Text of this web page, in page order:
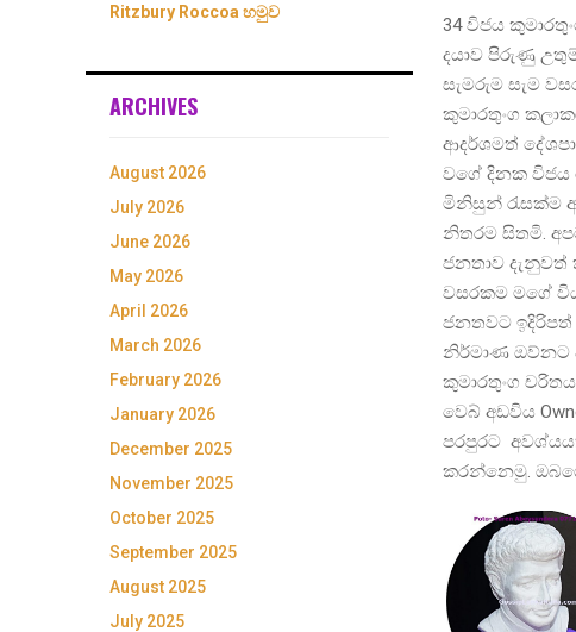
34 විජය
දයාව පිරුණු
සැමරුම සැම
කුමාරතුංග
ආදර්ශමත්
වගේ දිනක විජය
මිනිසුන් රැසක්ම
නිතරම සිතමි.
ජනතාව දැනුවත්
වසරකම මගේ
ජනතවට
නිර්මාණ ඔව්නට
කුමාරතුංග
වෙබ් අඩවිය
පරපුරට
කරන්නෙමු.
Ritzbury Roccoa හමුව
ARCHIVES
August 2026
July 2026
June 2026
May 2026
April 2026
March 2026
February 2026
January 2026
December 2025
November 2025
October 2025
September 2025
August 2025
July 2025